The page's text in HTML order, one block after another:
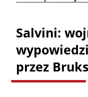
Salvini:
przez